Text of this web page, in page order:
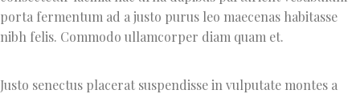
porta fermentum ad a justo purus leo maecenas habitasse
nibh felis. Commodo ullamcorper diam quam et.
Justo senectus placerat suspendisse in vulputate montes a